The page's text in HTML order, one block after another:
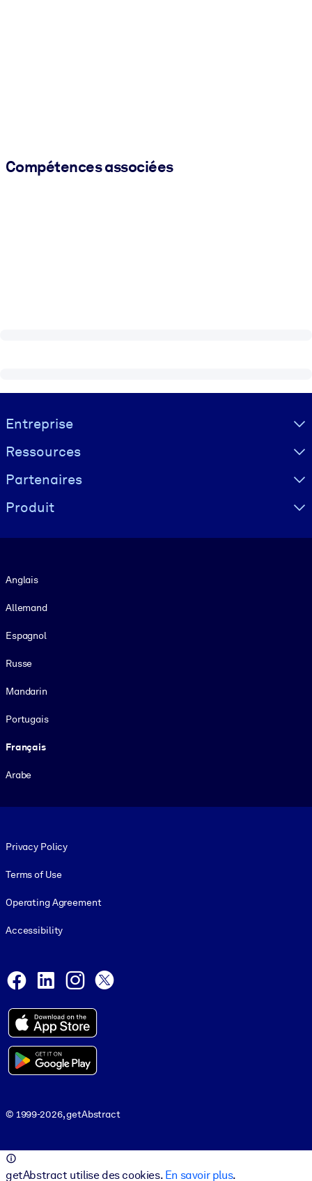
Compétences associées
Visually hidden Text
Entreprise
Ressources
Partenaires
Produit
Anglais
Allemand
Espagnol
Russe
Mandarin
Portugais
Français
Arabe
Privacy Policy
Terms of Use
Operating Agreement
Accessibility
Facebook
LinkedInInstagram
© 1999-2026, getAbstract
getAbstract utilise des cookies. En savoir plus.